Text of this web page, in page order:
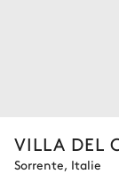
VILLA DEL
Sorrente, Italie